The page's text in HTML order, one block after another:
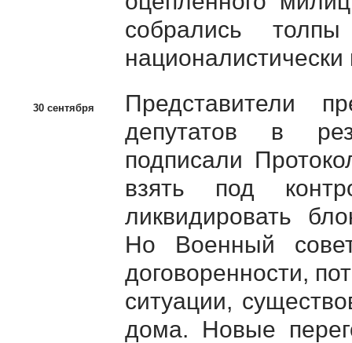
собрались
30 сентября
Представители
депутатов в
подписали
взять под
ликвидировать
Но Военный
договоренности,
ситуации,
дома. Новые